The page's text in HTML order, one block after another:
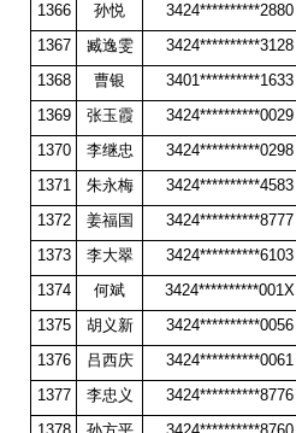
1366
孙悦 3424**********2880
1367
臧逸雯 3424**********3128
1368
曹银 3401**********1633
1369
张玉霞 3424**********0029
1370
李继忠 3424**********0298
1371
朱永梅 3424**********4583
1372
姜福国 3424**********8777
1373
李大翠 3424**********6103
1374
何斌 3424**********001X
1375
胡义新 3424**********0056
1376
吕西庆 3424**********0061
1377
李忠义 3424**********8776